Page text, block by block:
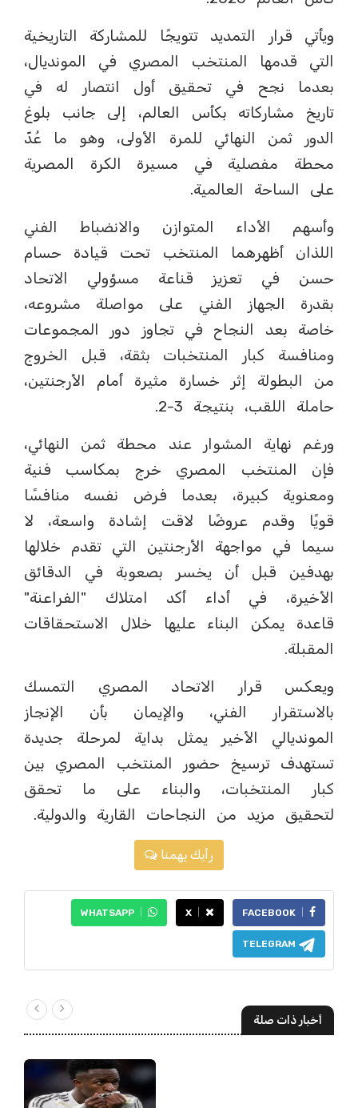
ويأتي قرار التمديد تتويجًا للمشاركة التاريخية
التي قدمها المنتخب المصري في المونديال،
بعدما نجح في تحقيق أول انتصار له في
تاريخ مشاركاته بكأس العالم، إلى جانب بلوغ
الدور ثمن النهائي للمرة الأولى، وهو ما عُدّ
محطة مفصلية في مسيرة الكرة المصرية
على الساحة العالمية.
وأسهم الأداء المتوازن والانضباط الفني
اللذان أظهرهما المنتخب تحت قيادة حسام
حسن في تعزيز قناعة مسؤولي الاتحاد
بقدرة الجهاز الفني على مواصلة مشروعه،
خاصة بعد النجاح في تجاوز دور المجموعات
ومنافسة كبار المنتخبات بثقة، قبل الخروج
من البطولة إثر خسارة مثيرة أمام الأرجنتين،
حاملة اللقب، بنتيجة 3-2.
ورغم نهاية المشوار عند محطة ثمن النهائي،
فإن المنتخب المصري خرج بمكاسب فنية
ومعنوية كبيرة، بعدما فرض نفسه منافسًا
قويًا وقدم عروضًا لاقت إشادة واسعة، لا
سيما في مواجهة الأرجنتين التي تقدم خلالها
بهدفين قبل أن يخسر بصعوبة في الدقائق
الأخيرة، في أداء أكد امتلاك "الفراعنة"
قاعدة يمكن البناء عليها خلال الاستحقاقات
المقبلة.
ويعكس قرار الاتحاد المصري التمسك
بالاستقرار الفني، والإيمان بأن الإنجاز
المونديالي الأخير يمثل بداية لمرحلة جديدة
تستهدف ترسيخ حضور المنتخب المصري بين
كبار المنتخبات، والبناء على ما تحقق
لتحقيق مزيد من النجاحات القارية والدولية.
رأيك يهمنا
FACEBOOK
X
WHATSAPP
TELEGRAM
أخبار ذات صلة